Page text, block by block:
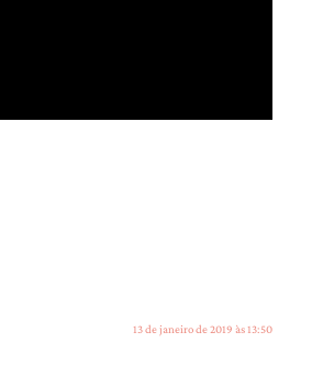
13 de janeiro de 2019 às 13:50